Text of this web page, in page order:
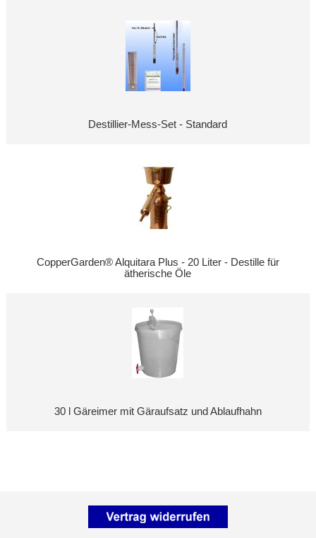
Destillier-Mess-Set - Standard
CopperGarden® Alquitara Plus - 20 Liter - Destille für
ätherische Öle
30 l Gäreimer mit Gäraufsatz und Ablaufhahn